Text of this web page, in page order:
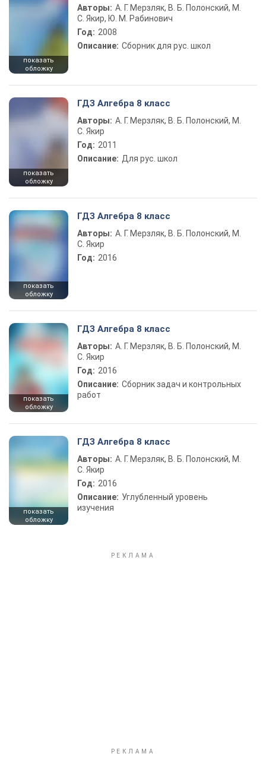
показать
обложку
Авторы: А. Г. Мерзляк, В. Б. Полонский, М.
С. Якир, Ю. М. Рабинович
Год: 2008
Описание: Сборник для рус. школ
показать
обложку
ГДЗ Алгебра 8 класс
Авторы: А. Г. Мерзляк, В. Б. Полонский, М.
С. Якир
Год: 2011
Описание: Для рус. школ
показать
обложку
ГДЗ Алгебра 8 класс
Авторы: А. Г. Мерзляк, В. Б. Полонский, М.
С. Якир
Год: 2016
показать
обложку
ГДЗ Алгебра 8 класс
Авторы: А. Г. Мерзляк, В. Б. Полонский, М.
С. Якир
Год: 2016
Описание: Сборник задач и контрольных
работ
показать
обложку
ГДЗ Алгебра 8 класс
Авторы: А. Г. Мерзляк, В. Б. Полонский, М.
С. Якир
Год: 2016
Описание: Углубленный уровень
изучения